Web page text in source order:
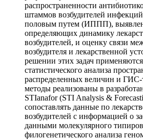
распространенности
штаммов возбудителей
половым путем (ИППП),
определяющих динамику
возбудителей, и оценку связи
возбудителя и лекарственной
решении этих задач
статистического анализа
распределенных величин и
методы реализованы в
STIanafor (STI Analysis &
сопоставлять данные по
возбудителей с информацией о
данными молекулярного
филогенетического анализа